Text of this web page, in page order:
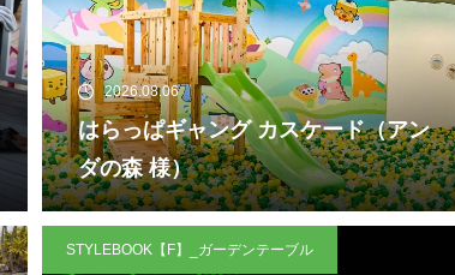
2026.08.06
はらっぱギャング カスケード（アン
ダの森 様）
STYLEBOOK【F】_ガーデンテーブル